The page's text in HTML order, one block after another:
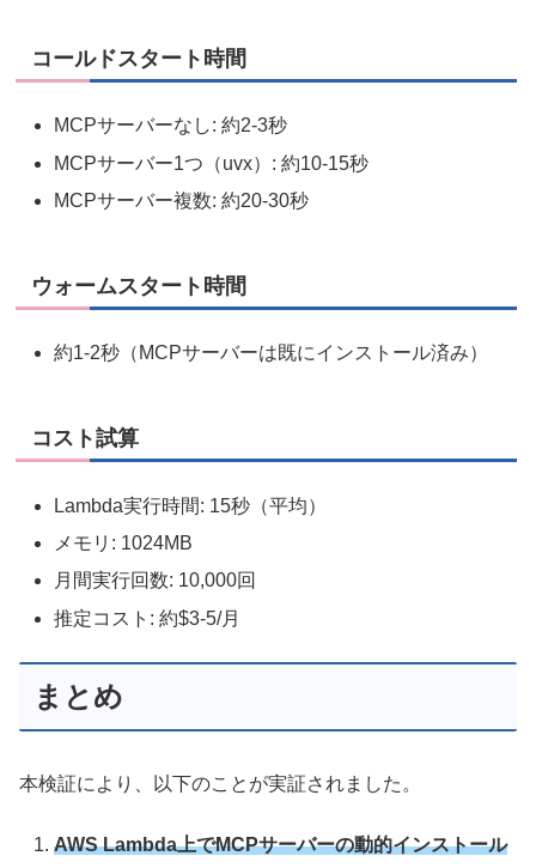
コールドスタート時間
MCPサーバーなし: 約2-3秒
MCPサーバー1つ（uvx）: 約10-15秒
MCPサーバー複数: 約20-30秒
ウォームスタート時間
約1-2秒（MCPサーバーは既にインストール済み）
コスト試算
Lambda実行時間: 15秒（平均）
メモリ: 1024MB
月間実行回数: 10,000回
推定コスト: 約$3-5/月
まとめ
本検証により、以下のことが実証されました。
AWS Lambda上でMCPサーバーの動的インストール